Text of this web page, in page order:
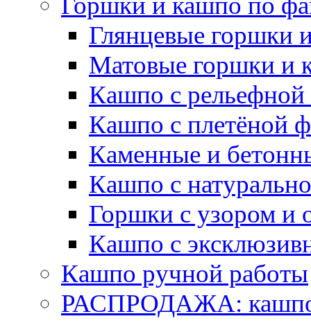
Глянцевые горшки
Матовые горшки и
Кашпо с рельефной
Кашпо с плетёной
Каменные и
Кашпо с
Горшки с узором и
Кашпо с
Кашпо ручной работы
РАСПРОДАЖА: кашпо